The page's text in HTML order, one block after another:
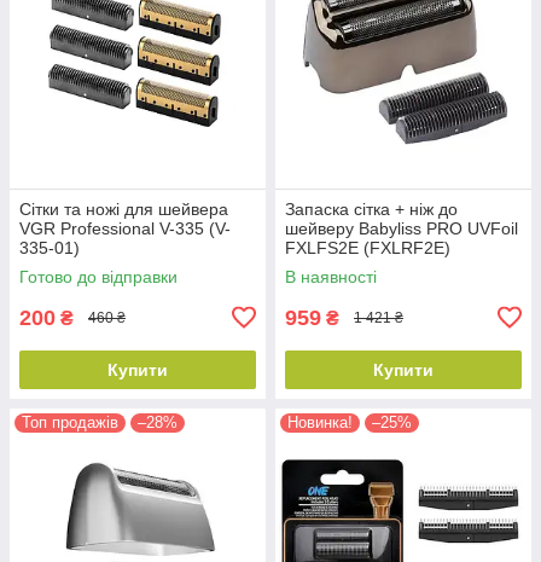
Сітки та ножі для шейвера
VGR Professional V-335 (V-
335-01)
Готово до відправки
200 ₴ 460 ₴
Купити
Запаска сітка + ніж до
шейверу Babyliss PRO UVFoil
FXLFS2E (FXLRF2E)
В наявності
959 ₴ 1 421 ₴
Купити
Топ продажів –28% Новинка! –25%